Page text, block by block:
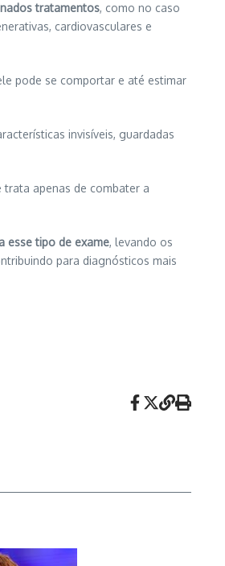
tratamentos, como no caso
cardiovasculares e
pode se comportar e até estimar
invisíveis, guardadas
trata apenas de combater a
esse tipo de exame, levando os
para diagnósticos mais